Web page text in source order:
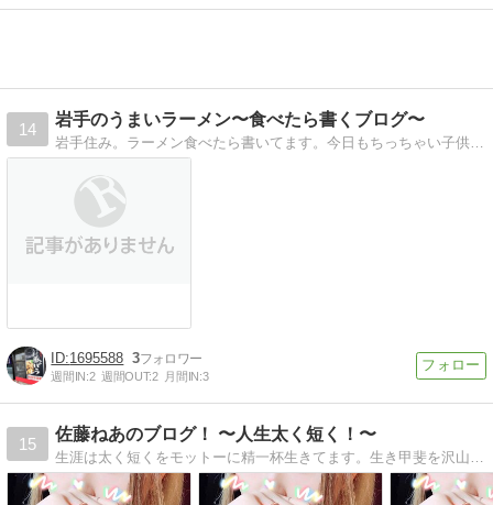
14
岩手のうまいラーメン〜食べたら書くブログ〜
岩手住み。ラーメン食べたら書いてます。今日もちっちゃい子供を連れてラーメン食べに行きます。
1695588 3
週間IN:2 週間OUT:2 月間IN:3
15
佐藤ねあのブログ！ 〜人生太く短く！〜